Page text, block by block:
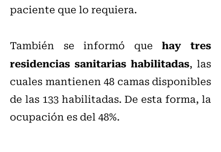
paciente que lo requiera.
También se informó quehay tres
residencias sanitarias habilitadas, las
cuales mantienen 48 camas disponibles
de las 133 habilitadas. De esta forma, la
ocupación es del 48%.